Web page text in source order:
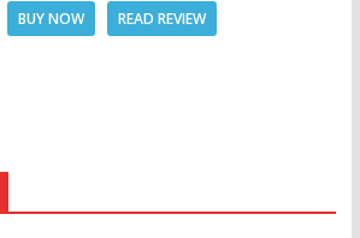
BUY NOW READ REVIEW